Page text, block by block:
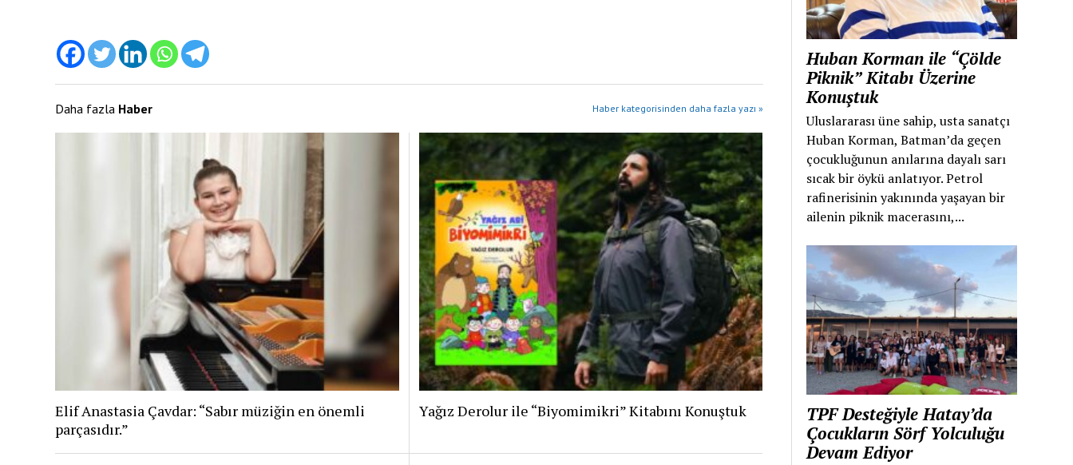
Daha fazla Haber Haber kategorisinden daha fazla yazı »
Elif Anastasia Çavdar: “Sabır müziğin en önemli
parçasıdır.”
Yağız Derolur ile “Biyomimikri” Kitabını Konuştuk
Huban Korman ile “Çölde
Piknik” Kitabı Üzerine
Konuştuk
Uluslararası üne sahip, usta sanatçı
Huban Korman, Batman’da geçen
çocukluğunun anılarına dayalı sarı
sıcak bir öykü anlatıyor. Petrol
rafinerisinin yakınında yaşayan bir
ailenin piknik macerasını,...
TPF Desteğiyle Hatay’da
Çocukların Sörf Yolculuğu
Devam Ediyor